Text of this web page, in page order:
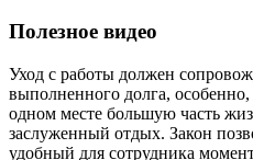
Полезное видео
Уход с работы должен
выполненного долга,
одном месте большую часть
заслуженный отдых. Закон
удобный для сотрудника